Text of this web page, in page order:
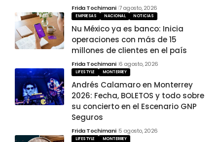
Frida Tochimani 7 agosto, 2026
EMPRESAS NACIONAL NOTICIAS
Nu México ya es banco: Inicia
operaciones con más de 15
millones de clientes en el país
Frida Tochimani 6 agosto, 2026
LIFESTYLE MONTERREY
Andrés Calamaro en Monterrey
2026: Fecha, BOLETOS y todo sobre
su concierto en el Escenario GNP
Seguros
Frida Tochimani 5 agosto, 2026
LIFESTYLE MONTERREY